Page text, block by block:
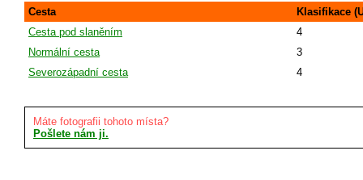
Cesta
Klasifikace
Cesta pod slaněním
4
Normální cesta
3
Severozápadní cesta
4
Máte fotografii tohoto místa?
Pošlete nám ji.